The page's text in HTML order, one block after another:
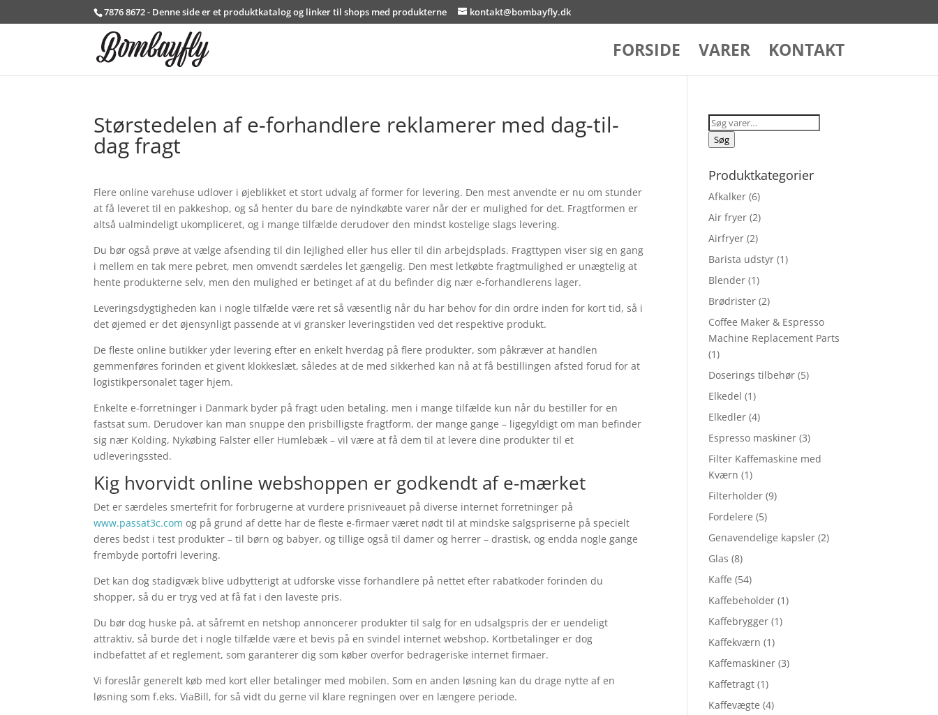
7876 8672 - Denne side er et produktkatalog og linker til shops med produkterne kontakt@bombayfly.dk
FORSIDE VARER KONTAKT
Størstedelen af e-forhandlere reklamerer med dag-til-
dag fragt
Flere online varehuse udlover i øjeblikket et stort udvalg af former for levering. Den mest anvendte er nu om stunder
at få leveret til en pakkeshop, og så henter du bare de nyindkøbte varer når der er mulighed for det. Fragtformen er
altså ualmindeligt ukompliceret, og i mange tilfælde derudover den mindst kostelige slags levering.
Du bør også prøve at vælge afsending til din lejlighed eller hus eller til din arbejdsplads. Fragttypen viser sig en gang
i mellem en tak mere pebret, men omvendt særdeles let gængelig. Den mest letkøbte fragtmulighed er unægtelig at
hente produkterne selv, men den mulighed er betinget af at du befinder dig nær e-forhandlerens lager.
Leveringsdygtigheden kan i nogle tilfælde være ret så væsentlig når du har behov for din ordre inden for kort tid, så i
det øjemed er det øjensynligt passende at vi gransker leveringstiden ved det respektive produkt.
De fleste online butikker yder levering efter en enkelt hverdag på flere produkter, som påkræver at handlen
gemmenføres forinden et givent klokkeslæt, således at de med sikkerhed kan nå at få bestillingen afsted forud for at
logistikpersonalet tager hjem.
Enkelte e-forretninger i Danmark byder på fragt uden betaling, men i mange tilfælde kun når du bestiller for en
fastsat sum. Derudover kan man snuppe den prisbilligste fragtform, der mange gange – ligegyldigt om man befinder
sig nær Kolding, Nykøbing Falster eller Humlebæk – vil være at få dem til at levere dine produkter til et
udleveringssted.
Kig hvorvidt online webshoppen er godkendt af e-mærket
Det er særdeles smertefrit for forbrugerne at vurdere prisniveauet på diverse internet forretninger på
www.passat3c.com og på grund af dette har de fleste e-firmaer været nødt til at mindske salgspriserne på specielt
deres bedst i test produkter – til børn og babyer, og tillige også til damer og herrer – drastisk, og endda nogle gange
frembyde portofri levering.
Det kan dog stadigvæk blive udbytterigt at udforske visse forhandlere på nettet efter rabatkoder forinden du
shopper, så du er tryg ved at få fat i den laveste pris.
Du bør dog huske på, at såfremt en netshop annoncerer produkter til salg for en udsalgspris der er uendeligt
attraktiv, så burde det i nogle tilfælde være et bevis på en svindel internet webshop. Kortbetalinger er dog
indbefattet af et reglement, som garanterer dig som køber overfor bedrageriske internet firmaer.
Vi foreslår generelt køb med kort eller betalinger med mobilen. Som en anden løsning kan du drage nytte af en
løsning som f.eks. ViaBill, for så vidt du gerne vil klare regningen over en længere periode.
Søg
efter:
Søg
Produktkategorier
Afkalker (6)
Air fryer (2)
Airfryer (2)
Barista udstyr (1)
Blender (1)
Brødrister (2)
Coffee Maker & Espresso
Machine Replacement Parts
(1)
Doserings tilbehør (5)
Elkedel (1)
Elkedler (4)
Espresso maskiner (3)
Filter Kaffemaskine med
Kværn (1)
Filterholder (9)
Fordelere (5)
Genavendelige kapsler (2)
Glas (8)
Kaffe (54)
Kaffebeholder (1)
Kaffebrygger (1)
Kaffekværn (1)
Kaffemaskiner (3)
Kaffetragt (1)
Kaffevægte (4)